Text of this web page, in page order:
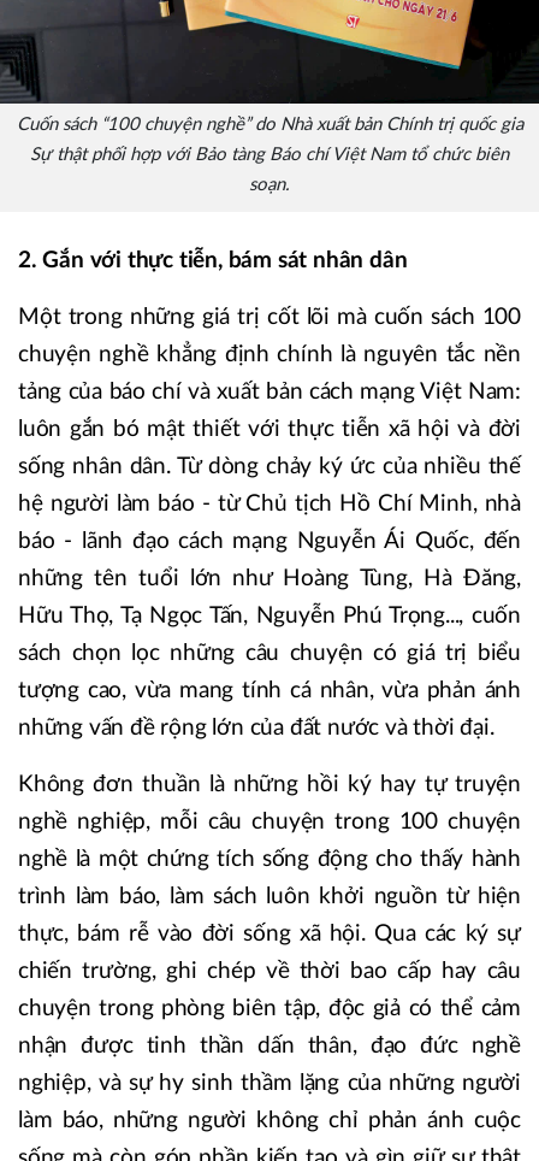
Cuốn sách “100 chuyện nghề” do Nhà xuất bản Chính trị quốc gia
Sự thật phối hợp với Bảo tàng Báo chí Việt Nam tổ chức biên
soạn.
2. Gắn với thực tiễn, bám sát nhân dân
Một trong những giá trị cốt lõi mà cuốn sách 100
chuyện nghề khẳng định chính là nguyên tắc nền
tảng của báo chí và xuất bản cách mạng Việt Nam:
luôn gắn bó mật thiết với thực tiễn xã hội và đời
sống nhân dân. Từ dòng chảy ký ức của nhiều thế
hệ người làm báo - từ Chủ tịch Hồ Chí Minh, nhà
báo - lãnh đạo cách mạng Nguyễn Ái Quốc, đến
những tên tuổi lớn như Hoàng Tùng, Hà Đăng,
Hữu Thọ, Tạ Ngọc Tấn, Nguyễn Phú Trọng..., cuốn
sách chọn lọc những câu chuyện có giá trị biểu
tượng cao, vừa mang tính cá nhân, vừa phản ánh
những vấn đề rộng lớn của đất nước và thời đại.
Không đơn thuần là những hồi ký hay tự truyện
nghề nghiệp, mỗi câu chuyện trong 100 chuyện
nghề là một chứng tích sống động cho thấy hành
trình làm báo, làm sách luôn khởi nguồn từ hiện
thực, bám rễ vào đời sống xã hội. Qua các ký sự
chiến trường, ghi chép về thời bao cấp hay câu
chuyện trong phòng biên tập, độc giả có thể cảm
nhận được tinh thần dấn thân, đạo đức nghề
nghiệp, và sự hy sinh thầm lặng của những người
làm báo, những người không chỉ phản ánh cuộc